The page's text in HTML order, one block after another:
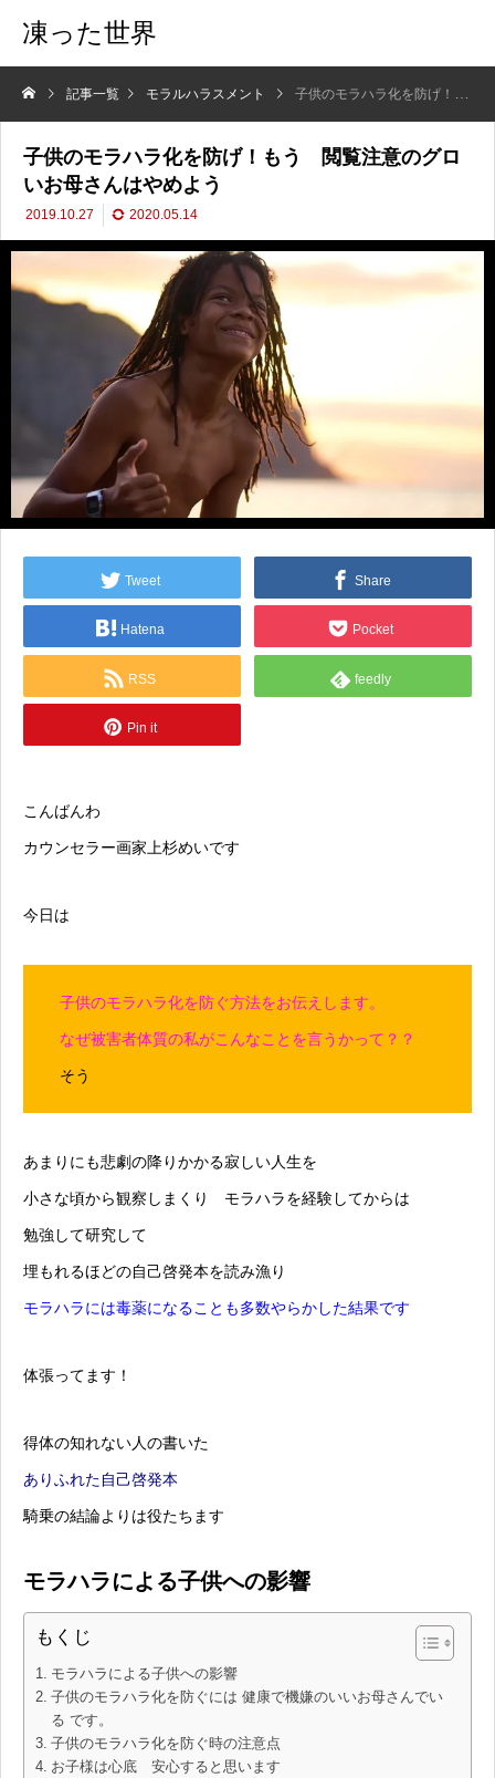
凍った世界
記事一覧 モラルハラスメント 子供のモラハラ化を防げ！もう 閲覧注意のグロいお母さんはやめよう
子供のモラハラ化を防げ！もう 閲覧注意のグロ
いお母さんはやめよう
2019.10.27 2020.05.14
Tweet Share
Hatena Pocket
RSS feedly
Pin it
こんばんわ
カウンセラー画家上杉めいです
今日は
子供のモラハラ化を防ぐ方法をお伝えします。
なぜ被害者体質の私がこんなことを言うかって？？
そう
あまりにも悲劇の降りかかる寂しい人生を
小さな頃から観察しまくり モラハラを経験してからは
勉強して研究して
埋もれるほどの自己啓発本を読み漁り
モラハラには毒薬になることも多数やらかした結果です
体張ってます！
得体の知れない人の書いた
ありふれた自己啓発本
騎乗の結論よりは役たちます
モラハラによる子供への影響
もくじ
モラハラによる子供への影響
子供のモラハラ化を防ぐには 健康で機嫌のいいお母さんでい
る です。
子供のモラハラ化を防ぐ時の注意点
お子様は心底 安心すると思います